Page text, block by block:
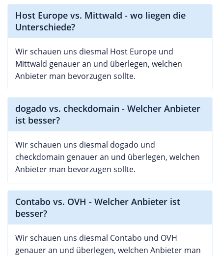
Host Europe vs. Mittwald - wo liegen die
Unterschiede?
Wir schauen uns diesmal Host Europe und
Mittwald genauer an und überlegen, welchen
Anbieter man bevorzugen sollte.
dogado vs. checkdomain - Welcher Anbieter
ist besser?
Wir schauen uns diesmal dogado und
checkdomain genauer an und überlegen, welchen
Anbieter man bevorzugen sollte.
Contabo vs. OVH - Welcher Anbieter ist
besser?
Wir schauen uns diesmal Contabo und OVH
genauer an und überlegen, welchen Anbieter man